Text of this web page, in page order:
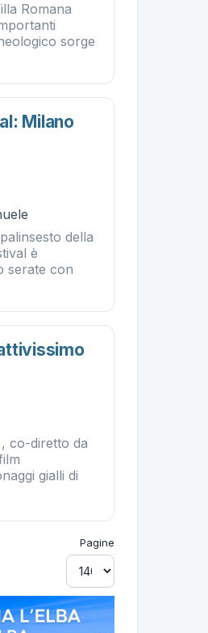
Romana
sorge
Milano
della
è
serate con
co-diretto da
gialli di
Pagine